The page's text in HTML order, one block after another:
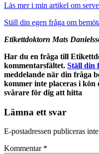
Läs mer i min artikel om
Ställ din egen fråga om
Etikettdoktorn Mats
Har du en fråga till
kommentarsfältet. Ställ din
meddelande när din fråga
kommer inte placeras i
svårare för dig att hitta
Lämna ett svar
E-postadressen publiceras
Kommentar *